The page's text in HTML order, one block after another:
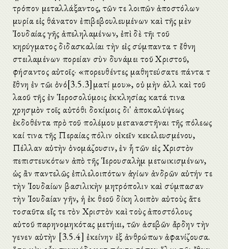
τρόπον μεταλλάξαντος, τῶν τε λοιπῶν ἀποστόλων
μυρία εἰς θάνατον ἐπιβεβουλευμένων καὶ τῆς μὲν
Ἰουδαίας γῆς ἀπεληλαμένων, ἐπὶ δὲ τῆι τοῦ
κηρύγματος διδασκαλίαι τὴν εἰς σύμπαντα τὰ ἔθνη
στειλαμένων πορείαν σὺν δυνάμει τοῦ Χριστοῦ,
φήσαντος αὐτοῖς· «πορευθέντες μαθητεύσατε πάντα τὰ
ἔθνη ἐν τῶι ὀνό[3.5.3]ματί μου», οὐ μὴν ἀλλὰ καὶ τοῦ
λαοῦ τῆς ἐν Ἱεροσολύμοις ἐκκλησίας κατά τινα
χρησμὸν τοῖς αὐτόθι δοκίμοις δι' ἀποκαλύψεως
ἐκδοθέντα πρὸ τοῦ πολέμου μεταναστῆναι τῆς πόλεως
καί τινα τῆς Περαίας πόλιν οἰκεῖν κεκελευσμένου,
Πέλλαν αὐτὴν ὀνομάζουσιν, ἐν ἧ τῶν εἰς Χριστὸν
πεπιστευκότων ἀπὸ τῆς Ἱερουσαλὴμ μετωικισμένων,
ὡς ἂν παντελῶς ἐπιλελοιπότων ἁγίων ἀνδρῶν αὐτήν τε
τὴν Ἰουδαίων βασιλικὴν μητρόπολιν καὶ σύμπασαν
τὴν Ἰουδαίαν γῆν, ἡ ἐκ θεοῦ δίκη λοιπὸν αὐτοὺς ἅτε
τοσαῦτα εἴς τε τὸν Χριστὸν καὶ τοὺς ἀποστόλους
αὐτοῦ παρηνομηκότας μετήιει, τῶν ἀσεβῶν ἄρδην τὴν
γενεὰν αὐτὴν [3.5.4] ἐκείνην ἐξ ἀνθρώπων ἀφανίζουσα.